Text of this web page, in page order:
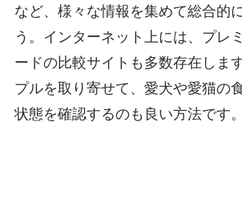
など、様々な情報を集めて総合的
う。インターネット上には、プレ
ードの比較サイトも多数存在しま
プルを取り寄せて、愛犬や愛猫の
状態を確認するのも良い方法です。